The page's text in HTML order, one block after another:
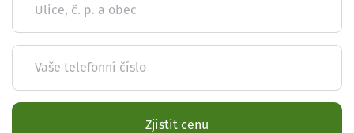
Ulice, č. p. a obec
Vaše telefonní číslo
Zjistit cenu